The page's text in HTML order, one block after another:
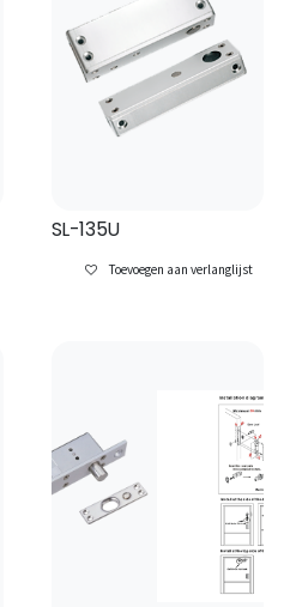
SL-135U
Toevoegen aan verlanglijst